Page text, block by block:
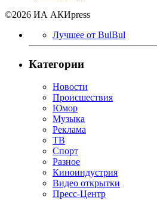
©2026 ИА АКИpress
Лучшее от BulBul
Категории
Новости
Происшествия
Юмор
Музыка
Реклама
ТВ
Спорт
Разное
Киноиндустрия
Видео открытки
Пресс-Центр